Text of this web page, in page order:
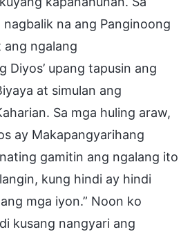
na ang Panginoong
ang ngalang
Diyos’ upang tapusin ang
at simulan ang
Sa mga huling araw,
ay Makapangyarihang
gamitin ang ngalang ito
kung hindi ay hindi
mga iyon.” Noon ko
kusang nangyari ang